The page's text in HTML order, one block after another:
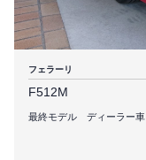
フェラーリ
F512M
最終モデル ディーラー車